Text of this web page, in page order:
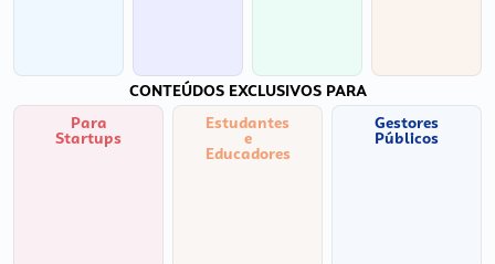
CONTEÚDOS EXCLUSIVOS PARA
Para
Startups
Estudantes
e
Educadores
Gestores
Públicos